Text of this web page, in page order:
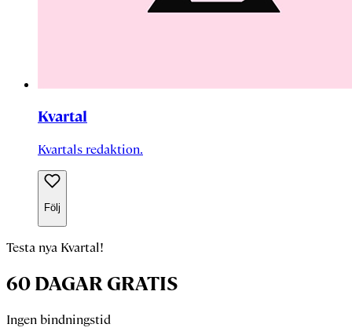
Kvartal
Kvartals redaktion.
Följ
Testa nya Kvartal!
60 DAGAR GRATIS
Ingen bindningstid